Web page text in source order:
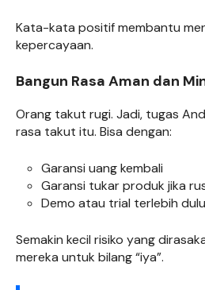
Kata-kata positif membantu
kepercayaan.
Bangun Rasa Aman dan
Orang takut rugi. Jadi, tugas
rasa takut itu. Bisa dengan:
Garansi uang kembali
Garansi tukar produk jika
Demo atau trial terlebih dulu
Semakin kecil risiko yang
mereka untuk bilang “iya”.